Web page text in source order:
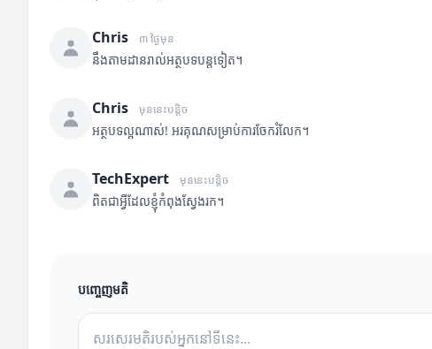
Chris ៣ ថ្ងៃមុន
នឹងតាមដានរាល់អត្ថបទបន្តទៀត។
Chris មុននេះបន្តិច
អត្ថបទល្អណាស់! អរគុណសម្រាប់ការចែករំលែក។
TechExpert មុននេះបន្តិច
ពិតជាអ្វីដែលខ្ញុំកំពុងស្វែងរក។
បញ្ចេញមតិ